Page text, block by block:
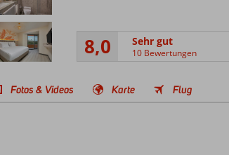
8,0 Sehr gut
10 Bewertungen
Fotos & Videos Karte Flug